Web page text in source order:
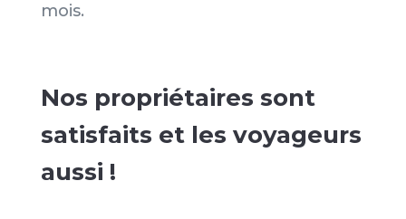
mois.
Nos propriétaires sont
satisfaits et les voyageurs
aussi !